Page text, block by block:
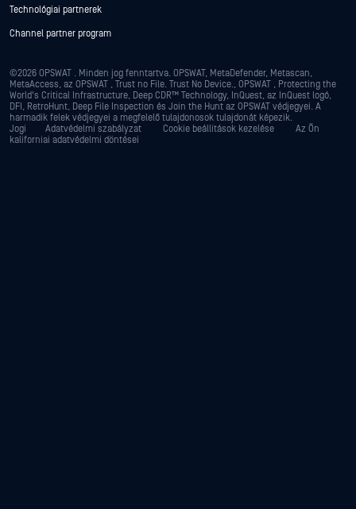
Technológiai partnerek
Channel partner program
©2026 OPSWAT . Minden jog fenntartva. OPSWAT, MetaDefender, Metascan,
MetaAccess, az OPSWAT , Trust no File. Trust No Device., OPSWAT , Protecting the
World's Critical Infrastructure, Deep CDR™ Technology, InQuest, az InQuest logó,
DFI, RetroHunt, Deep File Inspection és Join the Hunt az OPSWAT védjegyei. A
harmadik felek védjegyei a megfelelő tulajdonosok tulajdonát képezik.
Jogi
Adatvédelmi szabályzat Cookie beállítások kezelése
Az Ön
kaliforniai adatvédelmi döntései